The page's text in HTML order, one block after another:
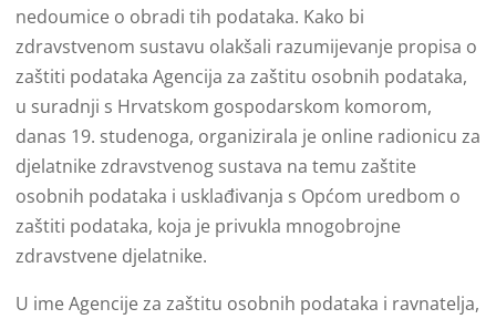
nedoumice o obradi tih podataka. Kako bi
zdravstvenom sustavu olakšali razumijevanje propisa o
zaštiti podataka Agencija za zaštitu osobnih podataka,
u suradnji s Hrvatskom gospodarskom komorom,
danas 19. studenoga, organizirala je online radionicu za
djelatnike zdravstvenog sustava na temu zaštite
osobnih podataka i usklađivanja s Općom uredbom o
zaštiti podataka, koja je privukla mnogobrojne
zdravstvene djelatnike.
U ime Agencije za zaštitu osobnih podataka i ravnatelja,